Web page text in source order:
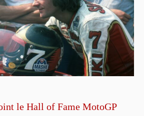
le Hall of Fame MotoGP